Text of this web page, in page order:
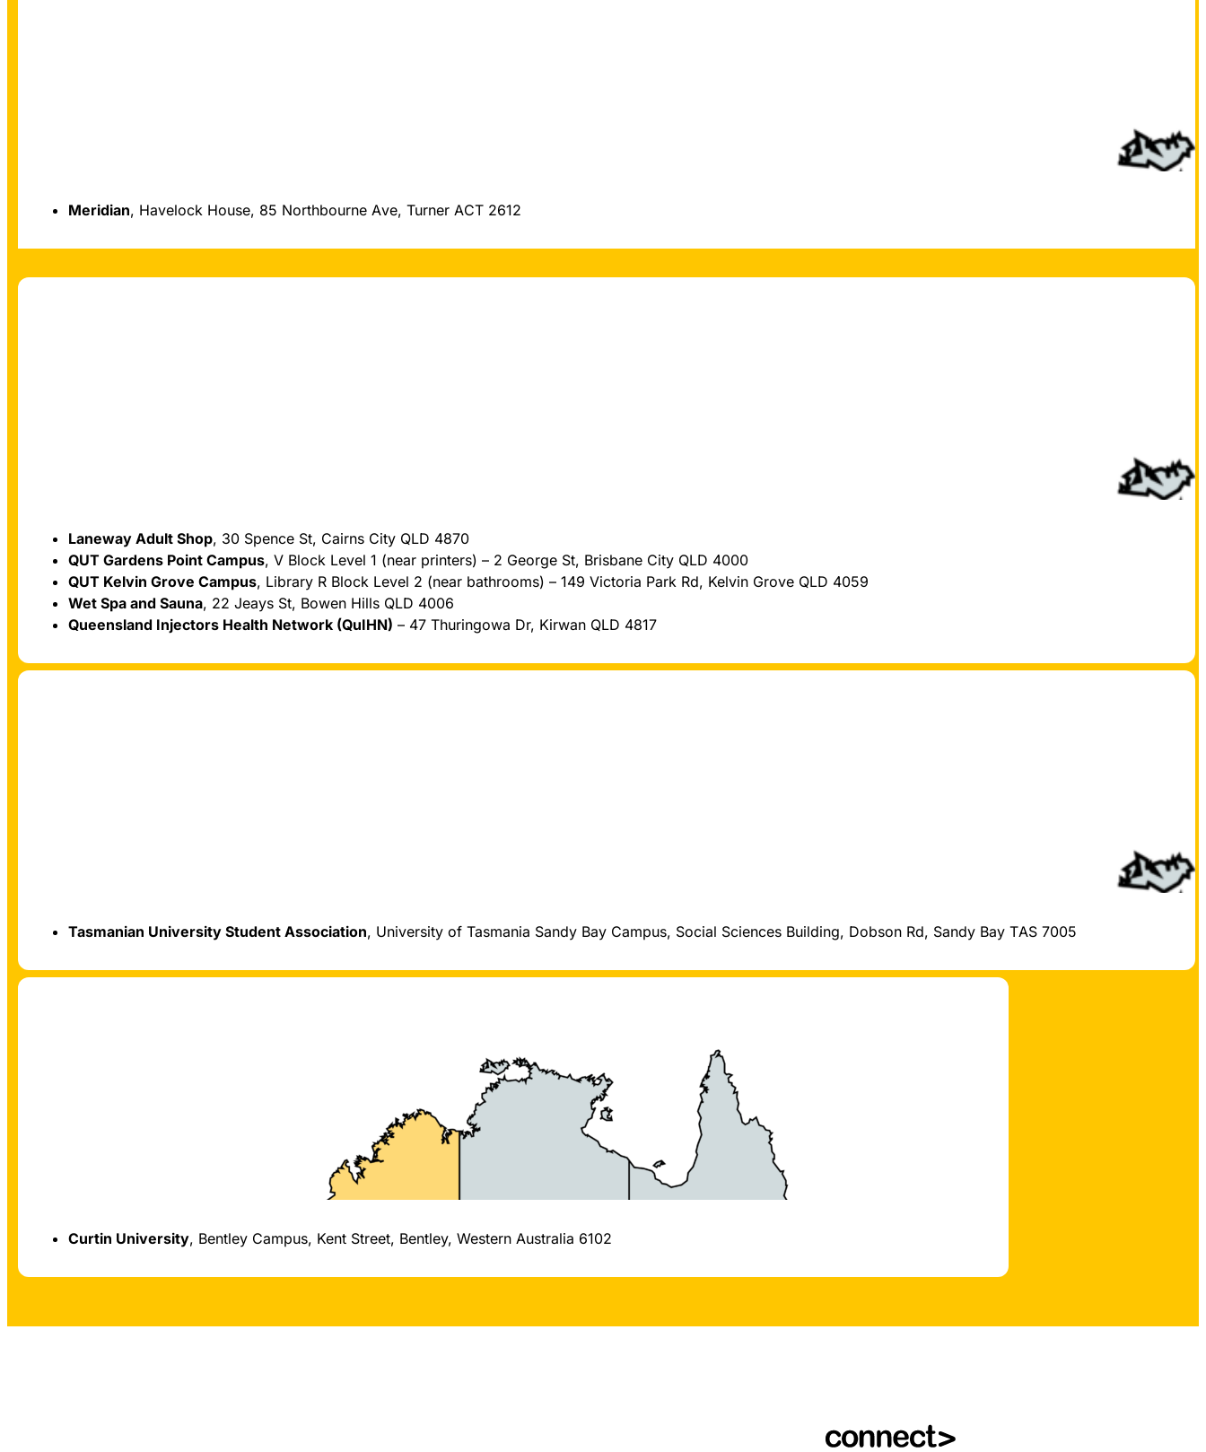
Meridian, Havelock House, 85 Northbourne Ave, Turner ACT 2612
Laneway Adult Shop, 30 Spence St, Cairns City QLD 4870
QUT Gardens Point Campus, V Block Level 1 (near printers) – 2 George St, Brisbane City QLD 4000
QUT Kelvin Grove Campus, Library R Block Level 2 (near bathrooms) – 149 Victoria Park Rd, Kelvin Grove QLD 4059
Wet Spa and Sauna, 22 Jeays St, Bowen Hills QLD 4006
Queensland Injectors Health Network (QuIHN) – 47 Thuringowa Dr, Kirwan QLD 4817
Tasmanian University Student Association, University of Tasmania Sandy Bay Campus, Social Sciences Building, Dobson Rd, Sandy Bay TAS 7005
Curtin University, Bentley Campus, Kent Street, Bentley, Western Australia 6102